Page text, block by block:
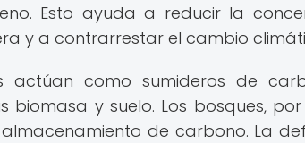
Esto ayuda a reducir la
y a contrarrestar el cambio
actúan como sumideros de
biomasa y suelo. Los bosques,
de carbono. La